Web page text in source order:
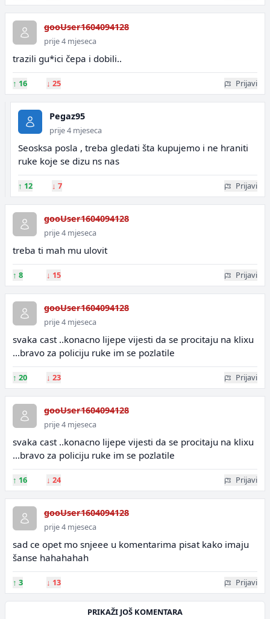
gooUser1604094128
prije 4 mjeseca
trazili gu*ici čepa i dobili..
↑ 16 ↓ 25 Prijavi
Pegaz95
prije 4 mjeseca
Seosksa posla , treba gledati šta kupujemo i ne hraniti
ruke koje se dizu ns nas
↑ 12 ↓ 7 Prijavi
gooUser1604094128
prije 4 mjeseca
treba ti mah mu ulovit
↑ 8 ↓ 15 Prijavi
gooUser1604094128
prije 4 mjeseca
svaka cast ..konacno lijepe vijesti da se procitaju na klixu
...bravo za policiju ruke im se pozlatile
↑ 20 ↓ 23 Prijavi
gooUser1604094128
prije 4 mjeseca
svaka cast ..konacno lijepe vijesti da se procitaju na klixu
...bravo za policiju ruke im se pozlatile
↑ 16 ↓ 24 Prijavi
gooUser1604094128
prije 4 mjeseca
sad ce opet mo snjeee u komentarima pisat kako imaju
šanse hahahahah
↑ 3 ↓ 13 Prijavi
PRIKAŽI JOŠ KOMENTARA